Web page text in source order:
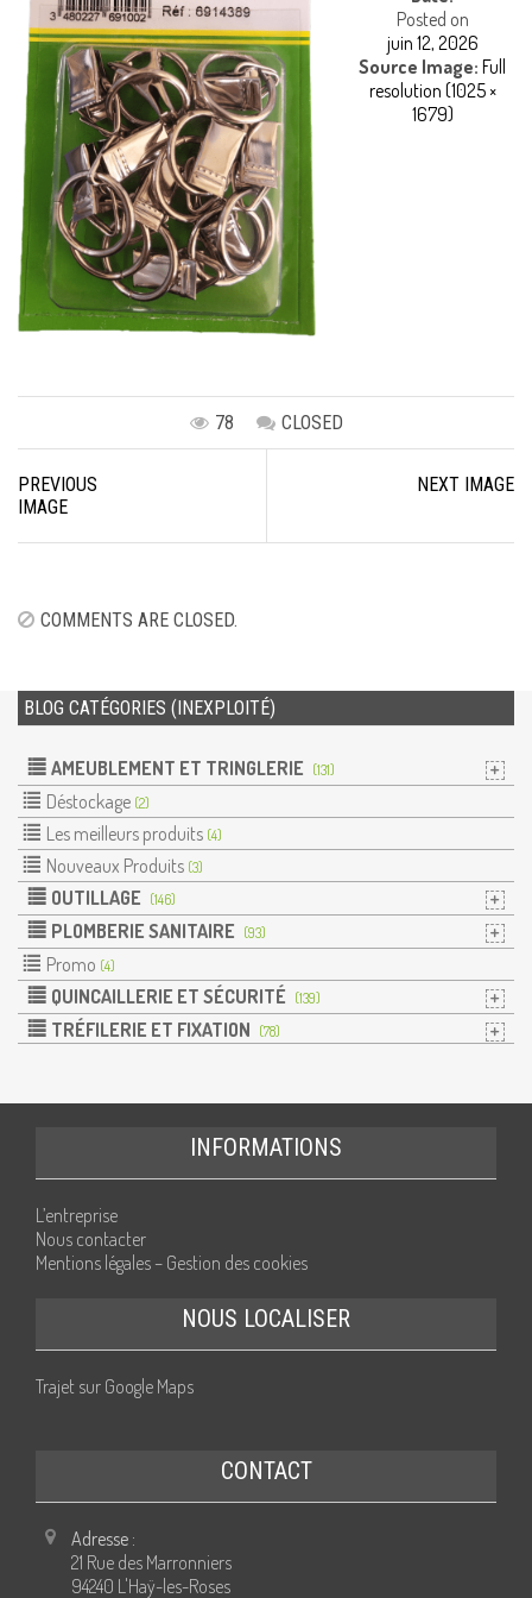
Posted on
juin 12, 2026
Source Image:Full
resolution (1025 ×
1679)
78 CLOSED
navigation
PREVIOUS
IMAGE
NEXT IMAGE
COMMENTS ARE CLOSED.
BLOG CATÉGORIES (INEXPLOITÉ)
AMEUBLEMENT ET TRINGLERIE (131)
Déstockage (2)
Les meilleurs produits (4)
Nouveaux Produits (3)
OUTILLAGE (146)
PLOMBERIE SANITAIRE (93)
Promo (4)
QUINCAILLERIE ET SÉCURITÉ (139)
TRÉFILERIE ET FIXATION (78)
INFORMATIONS
L’entreprise
Nous contacter
Mentions légales – Gestion des cookies
NOUS LOCALISER
Trajet sur Google Maps
CONTACT
Adresse :
21 Rue des Marronniers
94240 L'Haÿ-les-Roses